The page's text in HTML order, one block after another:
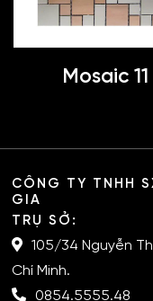
Mosaic 11
CÔNG TY TNHH
GIA
TRỤ SỞ:
105/34 Nguyễn
Chí Minh.
0854.5555.48